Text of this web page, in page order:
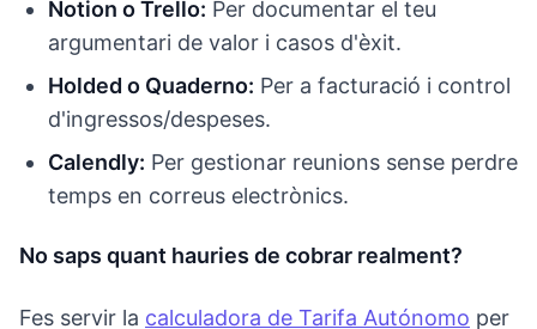
Notion o Trello: Per documentar el teu
argumentari de valor i casos d'èxit.
Holded o Quaderno: Per a facturació i control
d'ingressos/despeses.
Calendly: Per gestionar reunions sense perdre
temps en correus electrònics.
No saps quant hauries de cobrar realment?
Fes servir la calculadora de Tarifa Autónomo per